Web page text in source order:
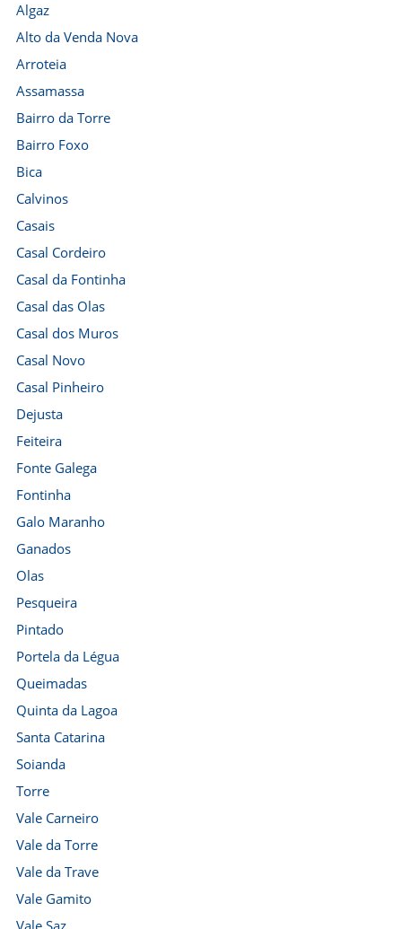
Algaz
Alto da Venda Nova
Arroteia
Assamassa
Bairro da Torre
Bairro Foxo
Bica
Calvinos
Casais
Casal Cordeiro
Casal da Fontinha
Casal das Olas
Casal dos Muros
Casal Novo
Casal Pinheiro
Dejusta
Feiteira
Fonte Galega
Fontinha
Galo Maranho
Ganados
Olas
Pesqueira
Pintado
Portela da Légua
Queimadas
Quinta da Lagoa
Santa Catarina
Soianda
Torre
Vale Carneiro
Vale da Torre
Vale da Trave
Vale Gamito
Vale Saz